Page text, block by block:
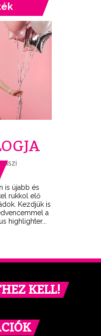
is újabb és
rukkol elő
Kezdjük is
a
highlighter...
KELL!